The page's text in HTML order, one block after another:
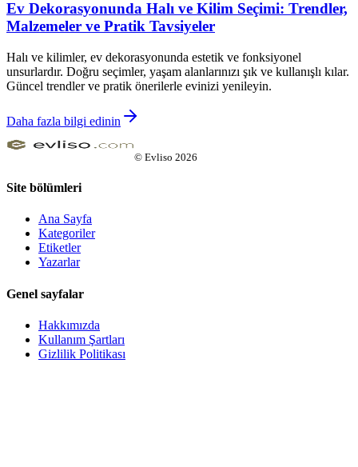
Ev Dekorasyonunda Halı ve Kilim Seçimi: Trendler,
Malzemeler ve Pratik Tavsiyeler
Halı ve kilimler, ev dekorasyonunda estetik ve fonksiyonel
unsurlardır. Doğru seçimler, yaşam alanlarınızı şık ve kullanışlı kılar.
Güncel trendler ve pratik önerilerle evinizi yenileyin.
Daha fazla bilgi edinin
© Evliso 2026
Site bölümleri
Ana Sayfa
Kategoriler
Etiketler
Yazarlar
Genel sayfalar
Hakkımızda
Kullanım Şartları
Gizlilik Politikası